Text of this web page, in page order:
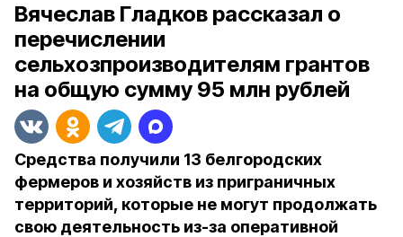
Вячеслав Гладков рассказал о
перечислении
сельхозпроизводителям грантов
на общую сумму 95 млн рублей
Средства получили 13 белгородских
фермеров и хозяйств из приграничных
территорий, которые не могут продолжать
свою деятельность из-за оперативной